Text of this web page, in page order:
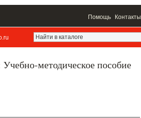
Помощь Контакты
методическое пособие